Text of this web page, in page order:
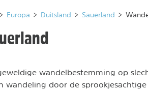
> Europa > Duitsland > Sauerland >
wandelbestemming op
wandeling door de